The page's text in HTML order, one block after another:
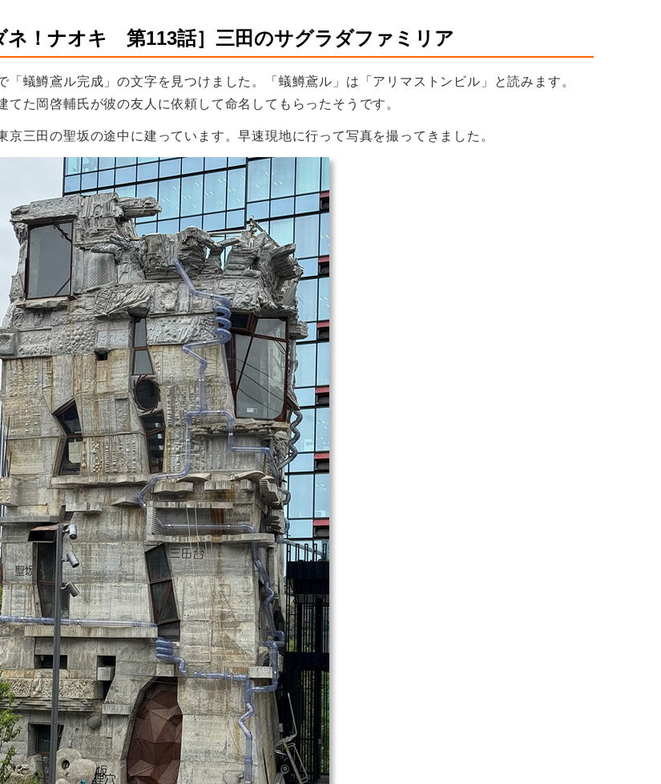
ネ！ナオキ 第113話］三田のサグラダファミリア
「蟻鱒鳶ル完成」の文字を見つけました。「蟻鱒鳶ル」は「アリマストンビル」と読みます。
てた岡啓輔氏が彼の友人に依頼して命名してもらったそうです。
京三田の聖坂の途中に建っています。早速現地に行って写真を撮ってきました。